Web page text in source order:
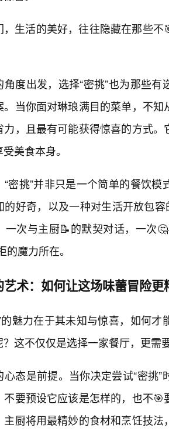
，生活的美好，往往隐藏在那些
角度出发，选择“密挑”也为那些
当你面对琳琅满目的菜单，不知
力，且最有可能获得惊喜的方式
美食本身。
“密挑”并非只是一个简单的餐饮
的好奇，以及一种对生活开放包
一次与主厨📝的默契对话，一次
的魔力所在。
术：如何让这场味蕾冒险更
的魅力在于其未知与惊喜，如何
这不仅仅是选择一家餐厅，更需
心态是前提。当你决定尝试“密挑
不要预设它应该是怎样的，也不
主厨将用最精妙的食材和烹饪技